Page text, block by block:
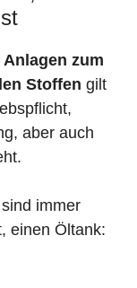
zum
Stoffen gilt
aber auch
immer
einen Öltank: